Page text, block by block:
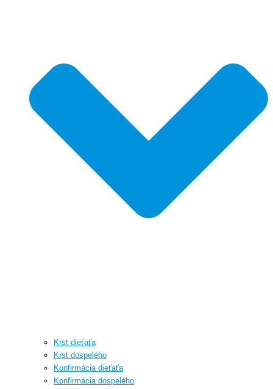
Krst dieťaťa
Krst dospelého
Konfirmácia dieťaťa
Konfirmácia dospelého